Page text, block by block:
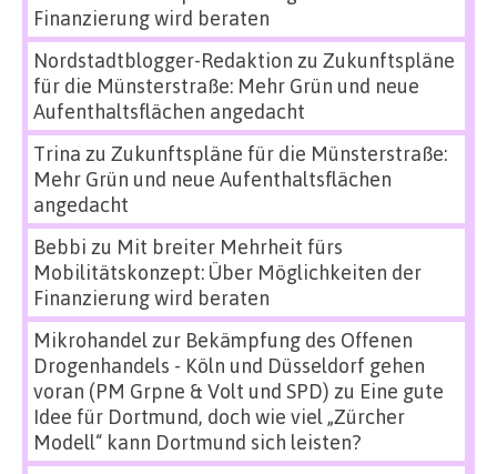
Finanzierung wird beraten
Nordstadtblogger-Redaktion zu Zukunftspläne
für die Münsterstraße: Mehr Grün und neue
Aufenthaltsflächen angedacht
Trina zu Zukunftspläne für die Münsterstraße:
Mehr Grün und neue Aufenthaltsflächen
angedacht
Bebbi zu Mit breiter Mehrheit fürs
Mobilitätskonzept: Über Möglichkeiten der
Finanzierung wird beraten
Mikrohandel zur Bekämpfung des Offenen
Drogenhandels - Köln und Düsseldorf gehen
voran (PM Grpne & Volt und SPD) zu Eine gute
Idee für Dortmund, doch wie viel „Zürcher
Modell“ kann Dortmund sich leisten?